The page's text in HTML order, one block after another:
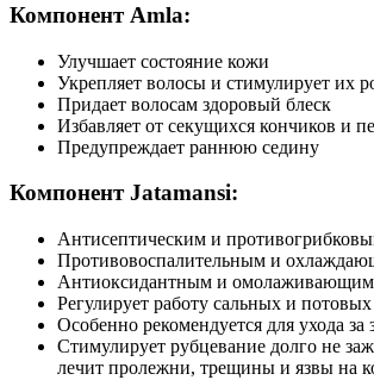
Компонент Amla:
Улучшает состояние кожи
Укрепляет волосы и стимулирует их
Придает волосам здоровый блеск
Избавляет от секущихся кончиков и
Предупреждает раннюю седину
Компонент Jatamansi:
Антисептическим и
Противовоспалительным и
Антиоксидантным и омолаживающим
Регулирует работу сальных и
Особенно рекомендуется для ухода за
Стимулирует рубцевание долго не
лечит пролежни, трещины и язвы на